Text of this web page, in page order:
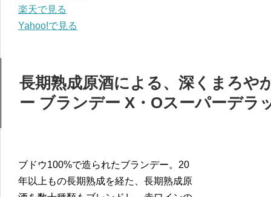
楽天で見る
Yahoo!で見る
長期熟成原酒による、深くまろや
ー ブランデー X・Oスーパーデラ
ブドウ100%で造られたブランデー。20
年以上もの長期熟成を経た、長期熟成原